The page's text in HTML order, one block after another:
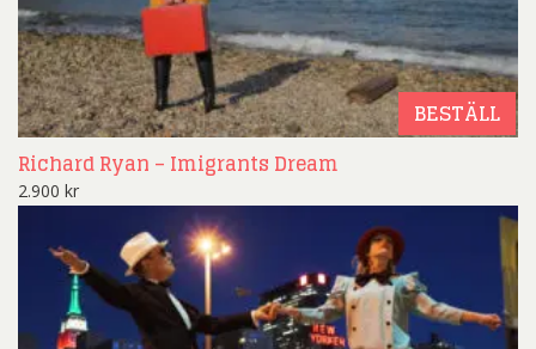
BESTÄLL
Richard Ryan – Imigrants Dream
2.900 kr